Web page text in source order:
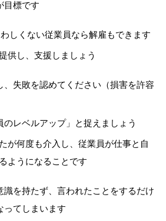
目標です
しくない従業員なら解雇もできます
供し、支援しましょう
、失敗を認めてください（損害を許容
のレベルアップ」と捉えましょう
が何度も介入し、従業員が仕事と自
ようになることです
識を持たず、言われたことをするだけ
ってしまいます